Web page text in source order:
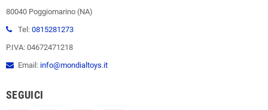
80040 Poggiomarino (NA)
Tel: 0815281273
P.IVA: 04672471218
Email: info@mondialtoys.it
SEGUICI